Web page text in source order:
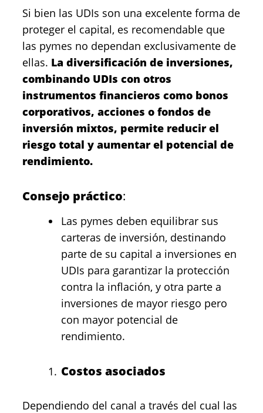
Si bien las UDIs son una excelente forma de
proteger el capital, es recomendable que
las pymes no dependan exclusivamente de
ellas. La diversificación de inversiones,
combinando UDIs con otros
instrumentos financieros como bonos
corporativos, acciones o fondos de
inversión mixtos, permite reducir el
riesgo total y aumentar el potencial de
rendimiento.
Consejo práctico:
Las pymes deben equilibrar sus
carteras de inversión, destinando
parte de su capital a inversiones en
UDIs para garantizar la protección
contra la inflación, y otra parte a
inversiones de mayor riesgo pero
con mayor potencial de
rendimiento.
Costos asociados
Dependiendo del canal a través del cual las